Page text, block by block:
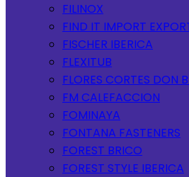
FILINOX
FIND IT IMPORT
FISCHER IBERICA
FLEXITUB
FLORES CORTES DON
FM CALEFACCION
FOMINAYA
FONTANA FASTENERS
FOREST BRICO
FOREST STYLE IBERICA